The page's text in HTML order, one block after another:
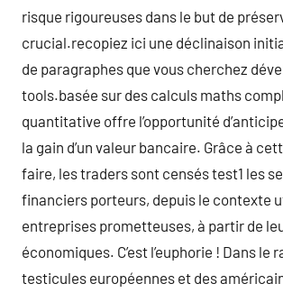
risque rigoureuses dans le but de
crucial.recopiez ici une déclinaison
de paragraphes que vous cherchez
tools.basée sur des calculs maths
quantitative offre l’opportunité
la gain d’un valeur bancaire. Grâce à
faire, les traders sont censés test1 les
financiers porteurs, depuis le contexte
entreprises prometteuses, à partir de
économiques. C’est l’euphorie ! Dans le
testicules européennes et des